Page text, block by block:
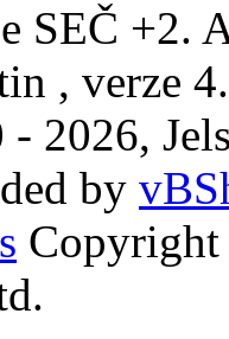
SEČ +2.
, verze
2026,
by